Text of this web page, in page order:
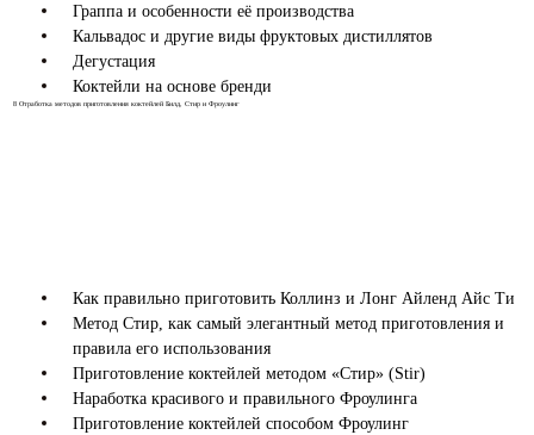
Граппа и особенности её производства
Кальвадос и другие виды фруктовых дистиллятов
Дегустация
Коктейли на основе бренди
8 Отработка методов приготовления коктейлей Билд, Стир и Фроулинг
Как правильно приготовить Коллинз и Лонг Айленд Айс Ти
Метод Стир, как самый элегантный метод приготовления и
правила его использования
Приготовление коктейлей методом «Стир» (Stir)
Наработка красивого и правильного Фроулинга
Приготовление коктейлей способом Фроулинг